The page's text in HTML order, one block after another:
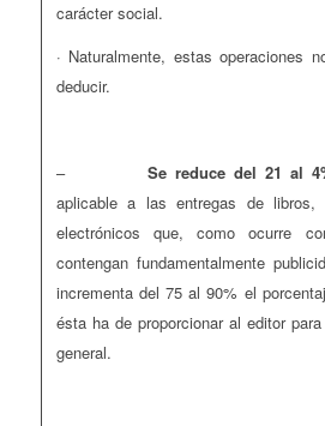
carácter social.
· Naturalmente, estas operaciones
deducir.
–Se reduce del 21 al
aplicable a las entregas de libros,
electrónicos que, como ocurre
contengan fundamentalmente
incrementa del 75 al 90% el
ésta ha de proporcionar al editor
general.